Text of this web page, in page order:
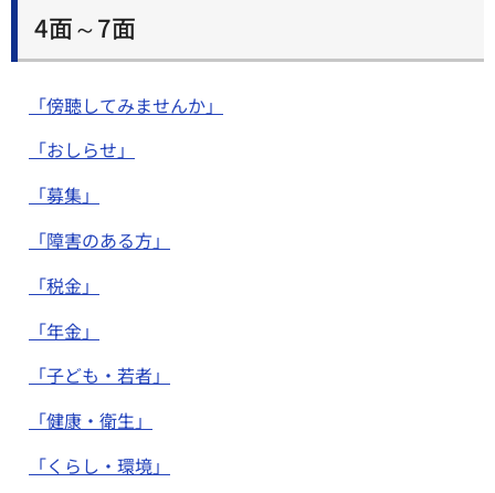
4面～7面
「傍聴してみませんか」
「おしらせ」
「募集」
「障害のある方」
「税金」
「年金」
「子ども・若者」
「健康・衛生」
「くらし・環境」